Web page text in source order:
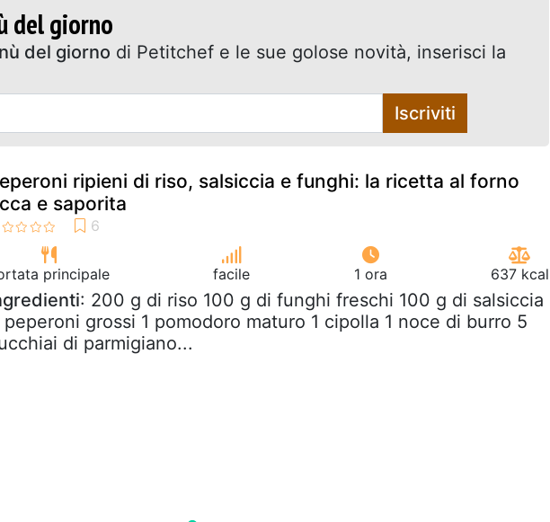
del giorno
del giorno di Petitchef e le sue golose novità, inserisci la
Iscriviti
ripieni di riso, salsiccia e funghi: la ricetta al forno
e saporita
principale facile 1 ora 637 kcal
: 200 g di riso 100 g di funghi freschi 100 g di salsiccia
peperoni grossi 1 pomodoro maturo 1 cipolla 1 noce di burro 5
di parmigiano...